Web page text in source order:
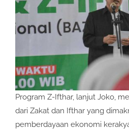
Program Z-Ifthar, lanjut Joko,
dari Zakat dan Ifthar yang
pemberdayaan ekonomi